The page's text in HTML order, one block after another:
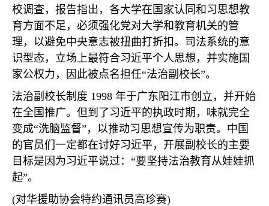
校调查，报告指出，各大学在国家认同和习思想教
育方面不足，必须强化党对大学和教育机关的管
理，以避免中央意志被扭曲打折扣。司法系统的意
识型态，立场上最符合习近平个人思想，并实施国
家公权力，因此被点名担任“法治副校长”。
法治副校长制度 1998 年于广东阳江市创立，并开始
在全国推广。但到了习近平的执政时期，味就完全
变成“洗脑监督” ，以推动习思想宣传为职责。中国
的官员们一定都在讨好习近平，开展副校长的主要
目标是因为习近平说过： “要坚持法治教育从娃娃抓
起”。
(对华援助协会特约通讯员高珍赛)